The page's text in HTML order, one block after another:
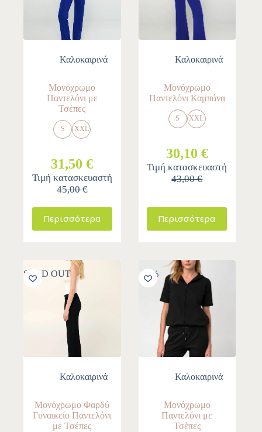
Καλοκαιρινά
Μονόχρωμο
Παντελόνι με
Τσέπες
S XXL
31,50 €
Τιμή κατασκευαστή
45,00 €
Περισσότερα
Καλοκαιρινά
Μονόχρωμο
Παντελόνι Καμπάνα
S XXL
30,10 €
Τιμή κατασκευαστή
43,00 €
Περισσότερα
SOLD OUT
Καλοκαιρινά
Μονόχρωμο Φαρδύ
Γυναικείο Παντελόνι
με Τσέπες
-30%
Καλοκαιρινά
Μονόχρωμο
Παντελόνι με
Τσέπες